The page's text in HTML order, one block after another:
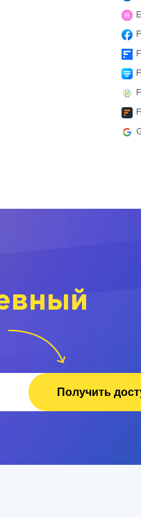
Получить